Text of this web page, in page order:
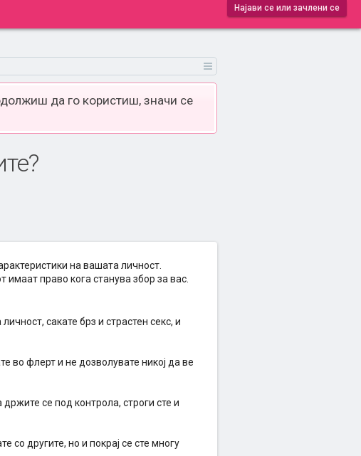
Најави се или зачлени се
да го користиш, значи се
на вашата личност.
имаат право кога станува збор за вас.
сакате брз и страстен секс, и
во флерт и не дозволувате никој да ве
се под контрола, строги сте и
со другите, но и покрај се сте многу